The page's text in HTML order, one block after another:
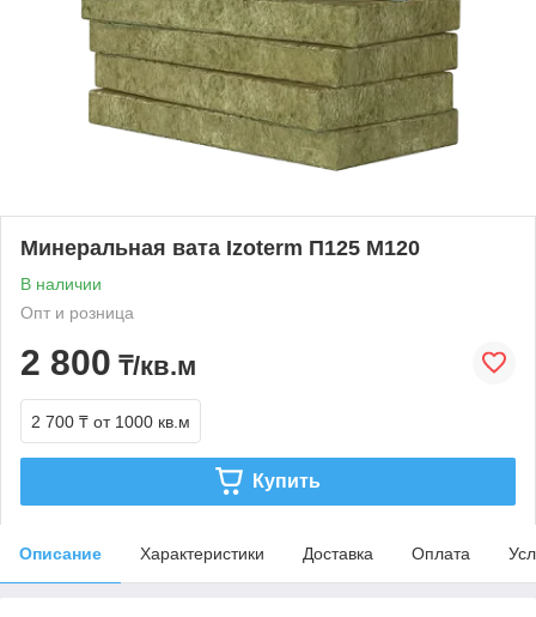
Минеральная вата Izoterm П125 М120
В наличии
Опт и розница
2 800 ₸/кв.м
2 700 ₸ от 1000 кв.м
Купить
Описание Характеристики Доставка Оплата